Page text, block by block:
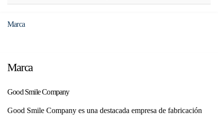
Marca
Marca
Good Smile Company
Good Smile Company es una destacada empresa de fabricación